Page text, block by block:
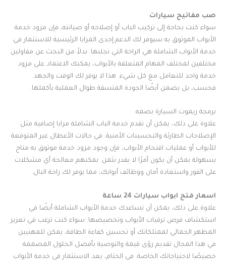
صب مفاتيح سيارات
سواء كنت بحاجة إلى تركيب الباب أو إصلاحه أو صيانته، فإن مزود خدمة
الأبواب الموثوق به سيوفر لك الدعم.إحدى المزايا الرئيسية للاستثمار في
خدمة الأبواب الشاملة هي الراحة التي تجلبها. بدلاً من البحث عن مقاولين
مختلفين لمختلف المهام المتعلقة بالأبواب، يمكنك الاعتماد على مزود
خدمة واحد للتعامل مع كل شيء. هذا لا يوفر لك الوقت والجهد
فحسب، بل يضمن أيضًا الجودة المتسقة طوال العملية بأكملها.
برمجة ريموت السيارة بصمه
علاوة على ذلك، يمكن أن تقدم خدمة الباب الشاملة مزايا إضافية مثل
الإصلاحات الطارئة والتحسينات الأمنية. في حالات الأعطال غير المتوقعة
للأبواب أو عمليات اقتحام الأبواب، فإن وجود مزود خدمة موثوق به متاح
بسهولة يمكن أن يكون أمرًا لا يقدر بثمن. يمكنهم معالجة أي مشكلات
على الفور واستعادة أمان ووظائف أبوابك، مما يوفر لك راحة البال.
اسعار فتح ابواب سيارات 24 ساعة
علاوة على ذلك، يمكن أن تساعدك خدمة الأبواب الشاملة أيضًا في
استكشاف فرص ترقيات الأبواب وتخصيصها. سواء كنت ترغب في تعزيز
المظهر الجمالي لممتلكاتك أو تحسين كفاءة الطاقة، يمكن للمهنيين
في هذا المجال تقديم رؤى قيمة والتوصية بأفضل الحلول المصممة
خصيصًا لاحتياجاتك الخاصة. في الختام، يعد الاستثمار في خدمة الأبواب